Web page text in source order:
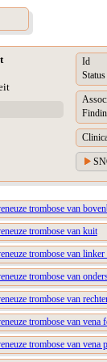
Id
Status
trombose van
trombose van kuit
trombose van
trombose van
trombose van
trombose van vena
trombose van vena